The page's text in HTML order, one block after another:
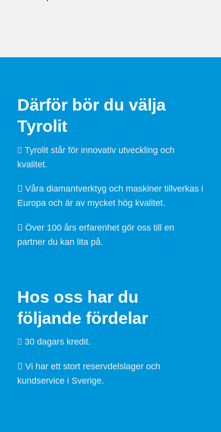
Därför bör du välja
Tyrolit
Tyrolit står för innovativ utveckling och
kvalitet.
Våra diamantverktyg och maskiner tillverkas i
Europa och är av mycket hög kvalitet.
Över 100 års erfarenhet gör oss till en
partner du kan lita på.
Hos oss har du
följande fördelar
30 dagars kredit.
Vi har ett stort reservdelslager och
kundservice i Sverige.